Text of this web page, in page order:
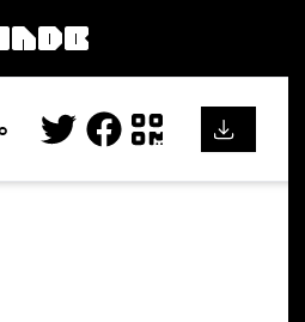
Facebook